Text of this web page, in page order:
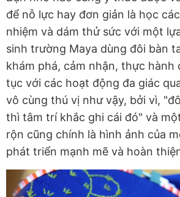
để nỗ lực hay đơn giản là học
nhiệm và dám thử sức với một
sinh trường Maya dùng đôi bàn
khám phá, cảm nhận, thực hành
tục với các hoạt động đa giác
vô cùng thú vị như vậy, bởi vì,
thì tâm trí khắc ghi cái đó" và
rộn cũng chính là hình ảnh của
phát triển mạnh mẽ và hoàn